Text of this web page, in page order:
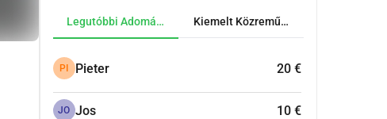
Legutóbbi Adományok Kiemelt Közreműködők
PI Pieter 20 €
JO Jos 10 €